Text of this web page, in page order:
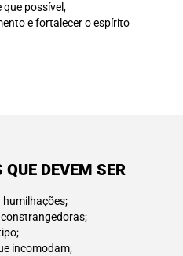
que possível,
e fortalecer o espírito
DEVEM SER
humilhações;
incomodam;